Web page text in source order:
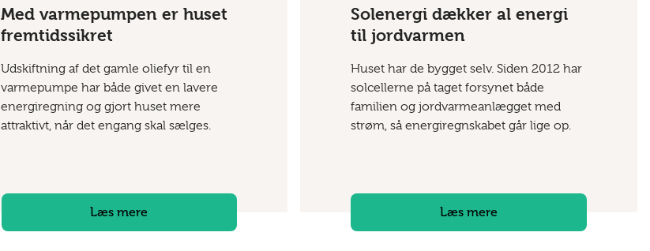
Med varmepumpen er huset
fremtidssikret
Udskiftning af det gamle oliefyr til en
varmepumpe har både givet en lavere
energiregning og gjort huset mere
attraktivt, når det engang skal sælges.
Læs mere
Solenergi dækker al energi
til jordvarmen
Huset har de bygget selv. Siden 2012 har
solcellerne på taget forsynet både
familien og jordvarmeanlægget med
strøm, så energiregnskabet går lige op.
Læs mere